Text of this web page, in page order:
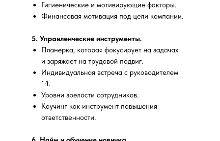
Гигиенические и мотивирующие факторы.
Финансовая мотивация под цели компании.
5. Управленческие инструменты.
Планерка, которая фокусирует на задачах
и заряжает на трудовой подвиг.
Индивидуальная встреча с руководителем
1:1.
Уровни зрелости сотрудников.
Коучинг как инструмент повышения
ответственности.